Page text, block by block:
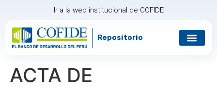
Ir a la web institucional de COFIDE
Repositorio
ACTA DE